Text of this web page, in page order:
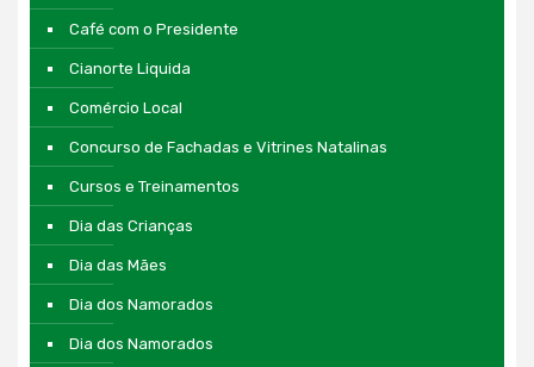
Café com o Presidente
Cianorte Liquida
Comércio Local
Concurso de Fachadas e Vitrines Natalinas
Cursos e Treinamentos
Dia das Crianças
Dia das Mães
Dia dos Namorados
Dia dos Namorados